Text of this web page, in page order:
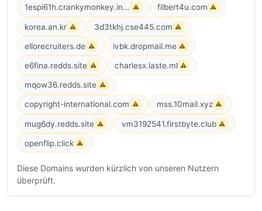
1espi61h.crankymonkey.info ⚠ filbert4u.com ⚠
korea.an.kr ⚠ 3d3tkhj.cse445.com ⚠
ellorecruiters.de ⚠ ivbk.dropmail.me ⚠
e6fina.redds.site ⚠ charlesx.laste.ml ⚠
mqow36.redds.site ⚠
copyright-international.com ⚠ mss.10mail.xyz ⚠
mug6dy.redds.site ⚠ vm3192541.firstbyte.club ⚠
openflip.click ⚠
Diese Domains wurden kürzlich von unseren Nutzern
überprüft.